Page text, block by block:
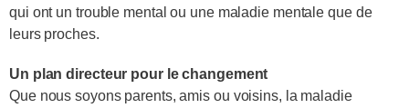
qui ont un trouble mental ou une maladie mentale que de
leurs proches.
Un plan directeur pour le changement
Que nous soyons parents, amis ou voisins, la maladie